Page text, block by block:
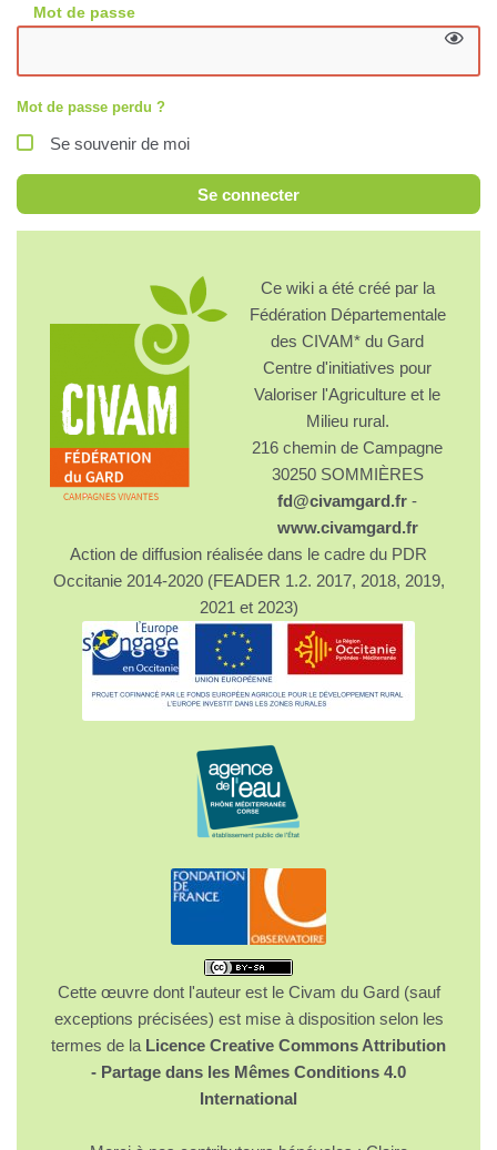
Mot de passe
Mot de passe perdu ?
Se souvenir de moi
Se connecter
Ce wiki a été créé par la
Fédération Départementale
des CIVAM* du Gard
Centre d'initiatives pour
Valoriser l'Agriculture et le
Milieu rural.
216 chemin de Campagne
30250 SOMMIÈRES
fd@civamgard.fr -
www.civamgard.fr
Action de diffusion réalisée dans le cadre du PDR
Occitanie 2014-2020 (FEADER 1.2. 2017, 2018, 2019,
2021 et 2023)
Cette œuvre dont l'auteur est le Civam du Gard (sauf
exceptions précisées) est mise à disposition selon les
termes de la Licence Creative Commons Attribution
- Partage dans les Mêmes Conditions 4.0
International